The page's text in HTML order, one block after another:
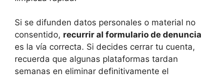
Si se difunden datos personales o material no
consentido, recurrir al formulario de denuncia
es la vía correcta. Si decides cerrar tu cuenta,
recuerda que algunas plataformas tardan
semanas en eliminar definitivamente el